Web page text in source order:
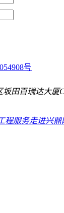
号
瑞达大厦C
程服务走进兴鼎